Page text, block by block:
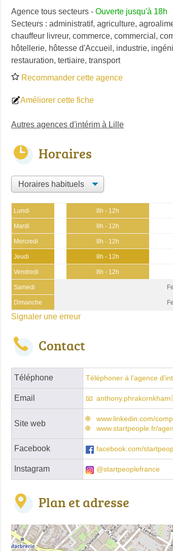
Agence tous secteurs - Ouverte jusqu'à 18h
Secteurs : administratif, agriculture,
chauffeur livreur, commerce, commercial ,
hôtellerie, hôtesse d'Accueil , industrie,
restauration, tertiaire, transport
Recommander cette agence
Améliorer cette fiche
Autres agences d'intérim à Lille
Horaires
Lundi 8h - 12h
Mardi 8h - 12h
Mercredi 8h - 12h
Jeudi 8h - 12h
Vendredi 8h - 12h
Samedi
Dimanche
Signaler une erreur
Contact
Téléphone Téléphoner à l'agence
Email
Site web
www.linkedin.com/
www.startpeople.fr/
Facebook facebook.com/
Instagram @startpeoplefrance
Plan et adresse